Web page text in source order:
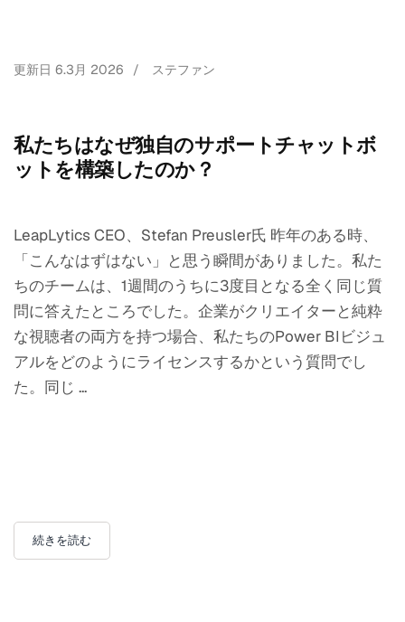
更新日 6.3月 2026 / ステファン
私たちはなぜ独自のサポートチャットボ
ットを構築したのか？
LeapLytics CEO、Stefan Preusler氏 昨年のある時、
「こんなはずはない」と思う瞬間がありました。私た
ちのチームは、1週間のうちに3度目となる全く同じ質
問に答えたところでした。企業がクリエイターと純粋
な視聴者の両方を持つ場合、私たちのPower BIビジュ
アルをどのようにライセンスするかという質問でし
た。同じ ...
続きを読む